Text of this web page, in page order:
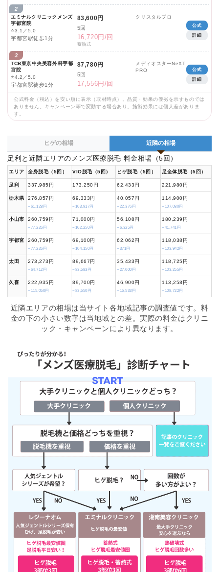
2
エミナルクリニックメンズ
宇都宮院
⭐3.1／5.0
宇都宮駅徒歩1分
83,600円
5回
16,720円/回
蓄熱式
クリスタルプロ
公式
詳細
3
TCB東京中央美容外科宇都
宮院
⭐4.2／5.0
宇都宮駅徒歩1分
87,780円
5回
17,556円/回
メディオスターNeXT
PRO
公式
詳細
公式料金（税込）を安い順に表示（取材時点）。品質・効果の優劣を示すものでは
ありません。キャンペーン等で変動する場合あり。施術効果には個人差がありま
す。
ヒゲの相場 近隣の相場
足利と近隣エリアのメンズ医療脱毛 料金相場（5回）
エリア 全身脱毛（5回） VIO脱毛（5回） ヒゲ脱毛（5回） 足全体脱毛（5回）
足利 337,985円 173,250円 62,433円 221,980円
栃木県 276,857円
−61,128円
69,333円
−103,917円
40,057円
−22,376円
114,900円
−107,080円
小山市 260,759円
−77,226円
71,000円
−102,250円
56,108円
−6,325円
180,239円
−41,741円
宇都宮 260,759円
−77,226円
69,100円
−104,150円
62,062円
−371円
118,038円
−103,942円
太田 273,273円
−64,712円
89,667円
−83,583円
35,433円
−27,000円
118,725円
−103,255円
久喜 222,935円
−115,050円
89,700円
−83,550円
46,900円
−15,533円
113,258円
−108,722円
近隣エリアの相場は当サイト各地域記事の調査値です。料
金の下の小さい数字は当地域との差。実際の料金はクリニ
ック・キャンペーンにより異なります。